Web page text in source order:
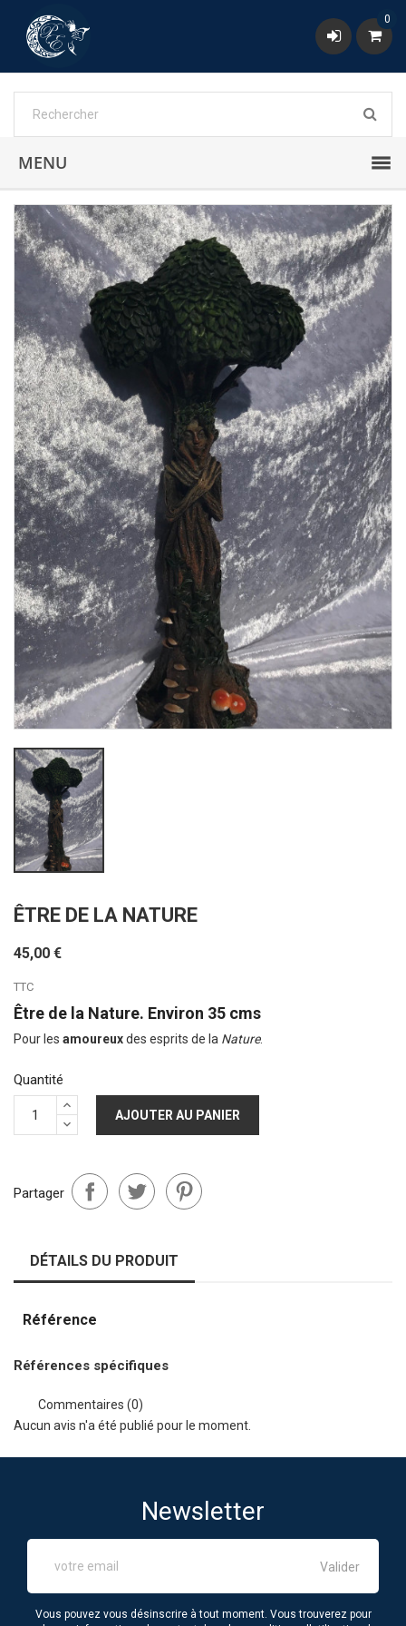
0
MENU
ÊTRE DE LA NATURE
45,00 €
TTC
Être de la Nature. Environ 35 cms
Pour les amoureuxdes esprits de la Nature.
Quantité
AJOUTER AU PANIER
Partager
DÉTAILS DU PRODUIT
Référence
Références spécifiques
Commentaires (0)
Aucun avis n'a été publié pour le moment.
Newsletter
Vous pouvez vous désinscrire à tout moment. Vous trouverez pour